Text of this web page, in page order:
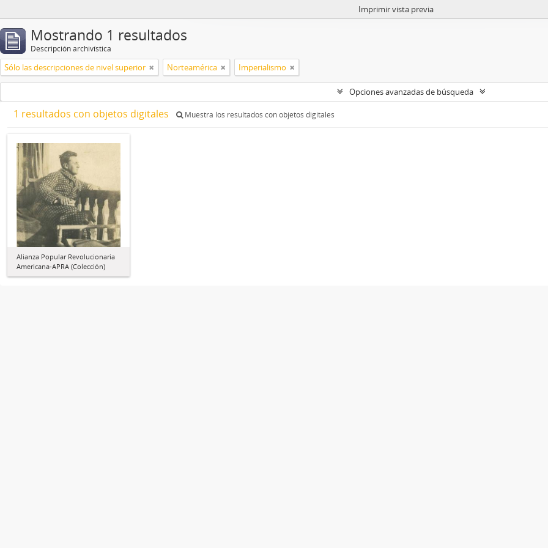
Imprimir vista previa
Mostrando 1 resultados
Descripción archivística
Sólo las descripciones de nivel superior Norteamérica Imperialismo
Opciones avanzadas de búsqueda
1 resultados con objetos digitales Muestra los resultados con objetos digitales
Alianza Popular Revolucionaria
Americana-APRA (Colección)